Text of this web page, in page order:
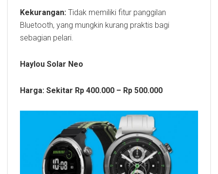
Kekurangan: Tidak memiliki fitur panggilan
Bluetooth, yang mungkin kurang praktis bagi
sebagian pelari.
Haylou Solar Neo
Harga: Sekitar Rp 400.000 – Rp 500.000